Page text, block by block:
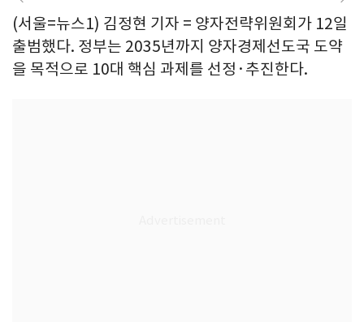
(서울=뉴스1) 김정현 기자 = 양자전략위원회가 12일
출범했다. 정부는 2035년까지 양자경제선도국 도약
을 목적으로 10대 핵심 과제를 선정·추진한다.